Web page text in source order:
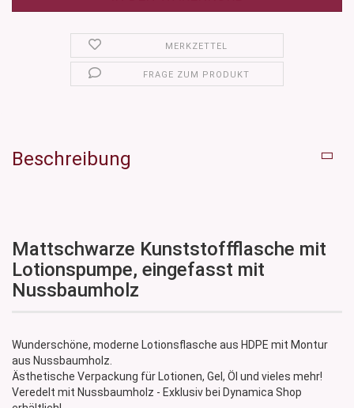
MERKZETTEL
FRAGE ZUM PRODUKT
Beschreibung
Mattschwarze Kunststoffflasche mit
Lotionspumpe, eingefasst mit
Nussbaumholz
Wunderschöne, moderne Lotionsflasche aus HDPE mit Montur
aus Nussbaumholz.
Ästhetische Verpackung für Lotionen, Gel, Öl und vieles mehr!
Veredelt mit Nussbaumholz - Exklusiv bei Dynamica Shop